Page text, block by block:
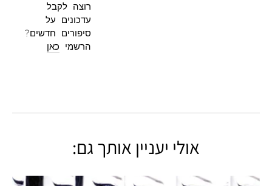
רוצה לקבל
עדכונים על
סיפורים חדשים?
הרשמי כאן
אולי יעניין אותך גם: